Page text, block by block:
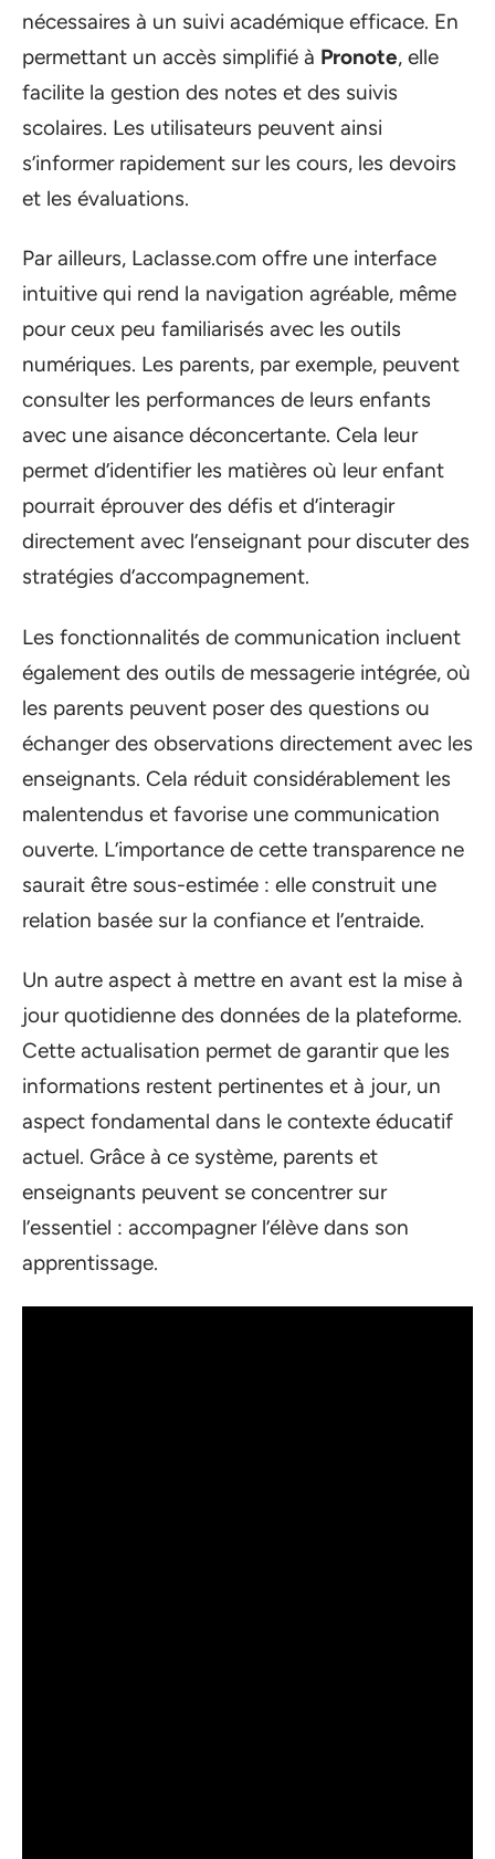
nécessaires à un suivi académique efficace. En
permettant un accès simplifié à Pronote, elle
facilite la gestion des notes et des suivis
scolaires. Les utilisateurs peuvent ainsi
s’informer rapidement sur les cours, les devoirs
et les évaluations.
Par ailleurs, Laclasse.com offre une interface
intuitive qui rend la navigation agréable, même
pour ceux peu familiarisés avec les outils
numériques. Les parents, par exemple, peuvent
consulter les performances de leurs enfants
avec une aisance déconcertante. Cela leur
permet d’identifier les matières où leur enfant
pourrait éprouver des défis et d’interagir
directement avec l’enseignant pour discuter des
stratégies d’accompagnement.
Les fonctionnalités de communication incluent
également des outils de messagerie intégrée, où
les parents peuvent poser des questions ou
échanger des observations directement avec les
enseignants. Cela réduit considérablement les
malentendus et favorise une communication
ouverte. L’importance de cette transparence ne
saurait être sous-estimée : elle construit une
relation basée sur la confiance et l’entraide.
Un autre aspect à mettre en avant est la mise à
jour quotidienne des données de la plateforme.
Cette actualisation permet de garantir que les
informations restent pertinentes et à jour, un
aspect fondamental dans le contexte éducatif
actuel. Grâce à ce système, parents et
enseignants peuvent se concentrer sur
l’essentiel : accompagner l’élève dans son
apprentissage.